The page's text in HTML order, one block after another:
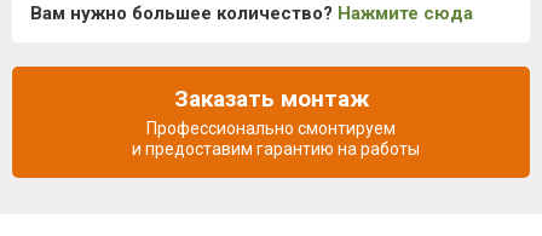
Вам нужно большее количество? Нажмите сюда
Заказать монтаж
Профессионально смонтируем
и предоставим гарантию на работы